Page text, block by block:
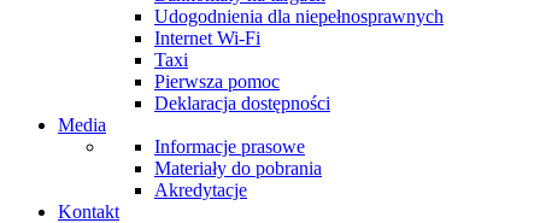
Udogodnienia dla niepełnosprawnych
Internet Wi-Fi
Taxi
Pierwsza pomoc
Deklaracja dostępności
Media
Informacje prasowe
Materiały do pobrania
Akredytacje
Kontakt